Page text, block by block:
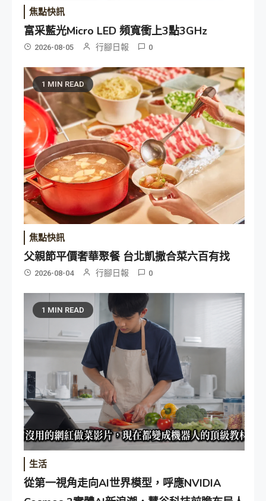
焦點快訊
富采藍光Micro LED 頻寬衝上3點3GHz
2026-08-05 行腳日報 0
1 MIN READ
焦點快訊
父親節平價奢華聚餐 台北凱撒合菜六百有找
2026-08-04 行腳日報 0
1 MIN READ
生活
從第一視角走向AI世界模型，呼應NVIDIA